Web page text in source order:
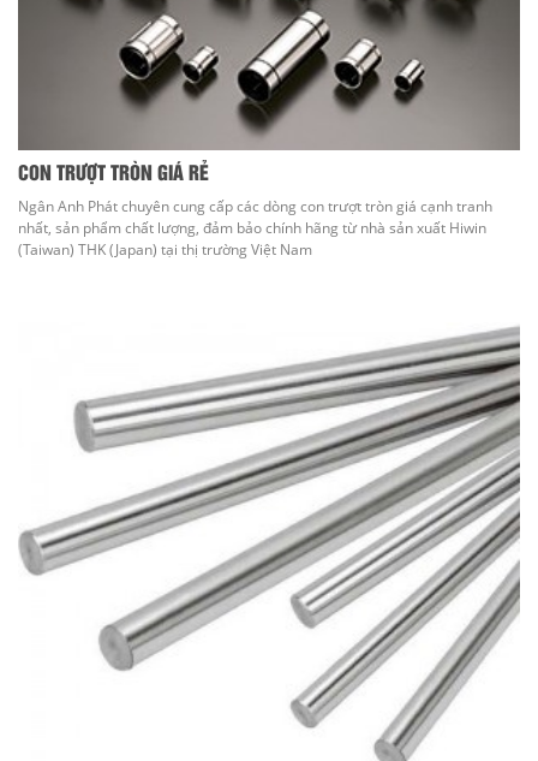
CON TRƯỢT TRÒN GIÁ RẺ
Ngân Anh Phát chuyên cung cấp các dòng con trượt tròn giá cạnh tranh
nhất, sản phẩm chất lượng, đảm bảo chính hãng từ nhà sản xuất Hiwin
(Taiwan) THK (Japan) tại thị trường Việt Nam